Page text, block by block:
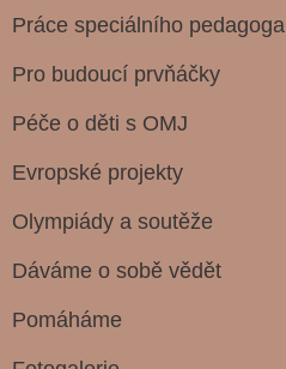
Práce speciálního pedagoga
Pro budoucí prvňáčky
Péče o děti s OMJ
Evropské projekty
Olympiády a soutěže
Dáváme o sobě vědět
Pomáháme